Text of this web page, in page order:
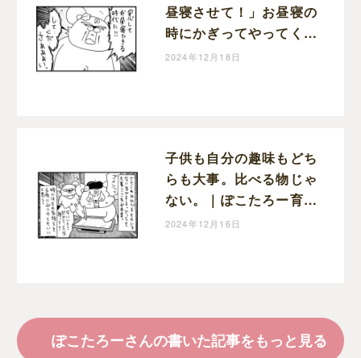
昼寝させて！」お昼寝の
時にかぎってやってくる
宣伝車｜ぽこたろー育児
2024年12月18日
子供も自分の趣味もどち
らも大事。比べる物じゃ
ない。｜ぽこたろー育児
漫画
2024年12月16日
ぽこたろーさんの書いた記事をもっと見る